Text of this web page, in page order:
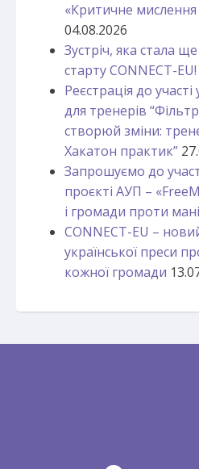
«Критичне мислення
04.08.2026
Зустріч, яка стала
старту CONNECT-EU!
Реєстрація до
для тренерів
створюй зміни:
Хакатон практик”
Запрошуємо до
проєкті АУП –
і громади проти
CONNECT-EU –
української преси
кожної громади